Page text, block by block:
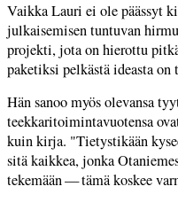
Vaikka Lauri ei ole päässyt
julkaisemisen tuntuvan
projekti, jota on hierottu
paketiksi pelkästä ideasta on
Hän sanoo myös olevansa
teekkaritoimintavuotensa
kuin kirja. "Tietystikään
sitä kaikkea, jonka
tekemään — tämä koskee